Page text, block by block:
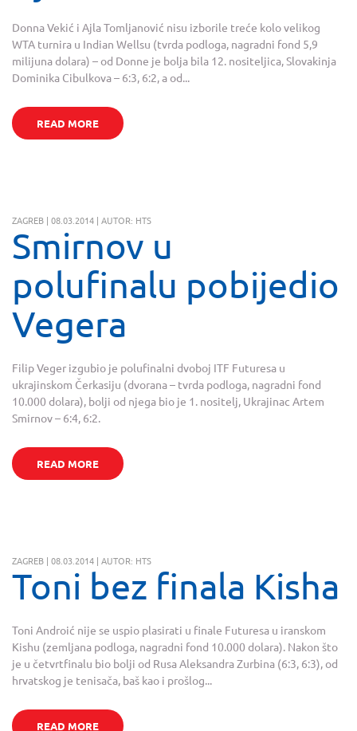
Donna Vekić i Ajla Tomljanović nisu izborile treće kolo velikog
WTA turnira u Indian Wellsu (tvrda podloga, nagradni fond 5,9
milijuna dolara) – od Donne je bolja bila 12. nositeljica, Slovakinja
Dominika Cibulkova – 6:3, 6:2, a od...
READ MORE
ZAGREB | 08.03.2014 | AUTOR: HTS
Smirnov u
polufinalu pobijedio
Vegera
Filip Veger izgubio je polufinalni dvoboj ITF Futuresa u
ukrajinskom Čerkasiju (dvorana – tvrda podloga, nagradni fond
10.000 dolara), bolji od njega bio je 1. nositelj, Ukrajinac Artem
Smirnov – 6:4, 6:2.
READ MORE
ZAGREB | 08.03.2014 | AUTOR: HTS
Toni bez finala Kisha
Toni Androić nije se uspio plasirati u finale Futuresa u iranskom
Kishu (zemljana podloga, nagradni fond 10.000 dolara). Nakon što
je u četvrtfinalu bio bolji od Rusa Aleksandra Zurbina (6:3, 6:3), od
hrvatskog je tenisača, baš kao i prošlog...
READ MORE